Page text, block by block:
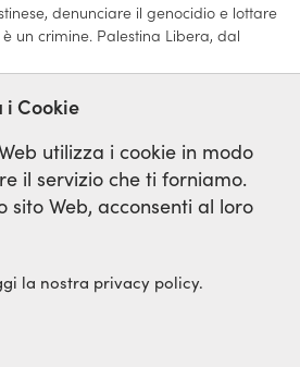
denunciare il genocidio e lottare
un crimine. Palestina Libera, dal
Internazionale
i Cookie
utilizza i cookie in modo
il servizio che ti forniamo.
sito Web, acconsenti al loro
la nostra privacy policy.